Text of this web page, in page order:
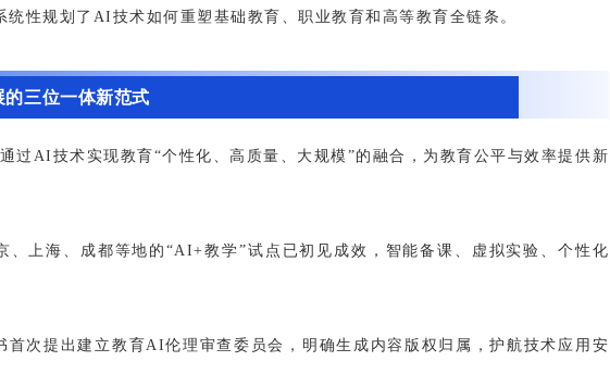
统性规划了AI技术如何重塑基础教育、职业教育和高等教育全链条。
三位一体新范式
通过AI技术实现教育“个性化、高质量、大规模”的融合，为教育公平与效率提供新
、上海、成都等地的“AI+教学”试点已初见成效，智能备课、虚拟实验、个性化
首次提出建立教育AI伦理审查委员会，明确生成内容版权归属，护航技术应用安